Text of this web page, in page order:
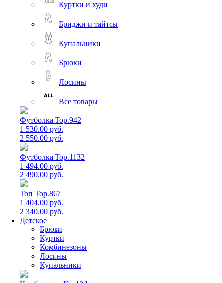
Куртки и худи
Бриджи и тайтсы
Купальники
Брюки
Лосины
Все товары
Футболка Top.942
1 530.00 руб.
2 550.00 руб.
Футболка Top.1132
1 494.00 руб.
2 490.00 руб.
Топ Top.867
1 404.00 руб.
2 340.00 руб.
Детское
Брюки
Куртки
Комбинезоны
Лосины
Купальники